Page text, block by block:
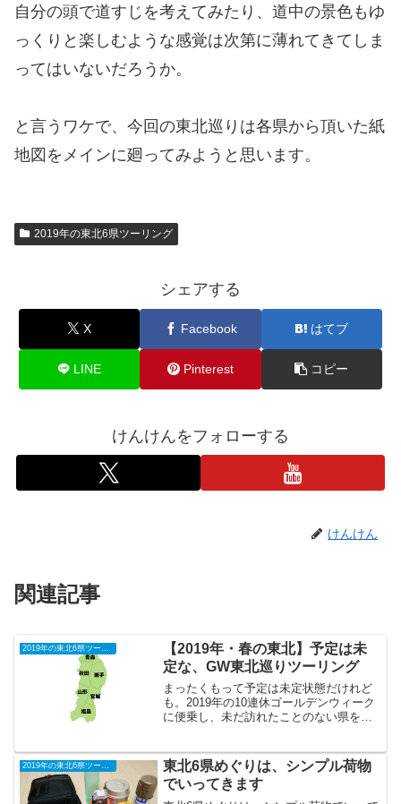
自分の頭で道すじを考えてみたり、道中の景色もゆ
っくりと楽しむような感覚は次第に薄れてきてしま
ってはいないだろうか。
と言うワケで、今回の東北巡りは各県から頂いた紙
地図をメインに廻ってみようと思います。
2019年の東北6県ツーリング
シェアする
X Facebook はてブ
LINE Pinterest コピー
けんけんをフォローする
けんけん
関連記事
【2019年・春の東北】予定は未
定な、GW東北巡りツーリング
まったくもって予定は未定状態だけれど
も。2019年の10連休ゴールデンウィーク
に便乗し、未だ訪れたことのない県を含
状態な理由は、仕事がホントに10連休な
のかどうかが...
2019年の東北6県ツーリング
東北6県めぐりは、シンプル荷物
でいってきます